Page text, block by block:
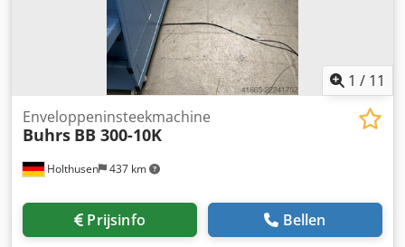
1 / 11
Holthusen 437 km
Enveloppeninsteekmachine
Buhrs BB 300-10K
Prijsinfo Bellen